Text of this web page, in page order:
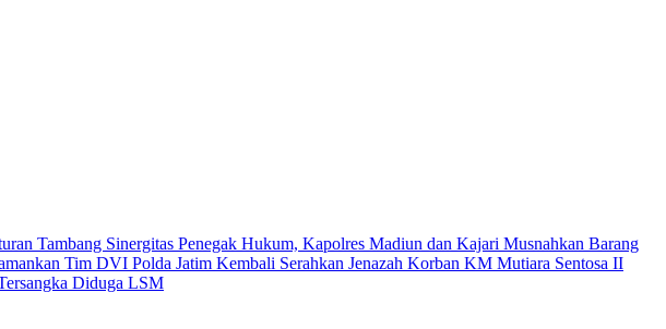
Tambang Sinergitas Penegak Hukum, Kapolres Madiun dan Kajari Musnahkan Barang
Tim DVI Polda Jatim Kembali Serahkan Jenazah Korban KM Mutiara Sentosa II
Diduga LSM